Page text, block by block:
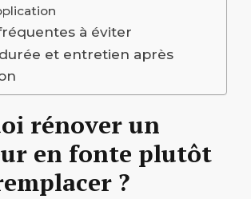
à éviter
et entretien après
rénover un
en fonte plutôt
?